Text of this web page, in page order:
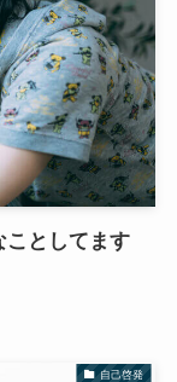
ことしてます
自己啓発